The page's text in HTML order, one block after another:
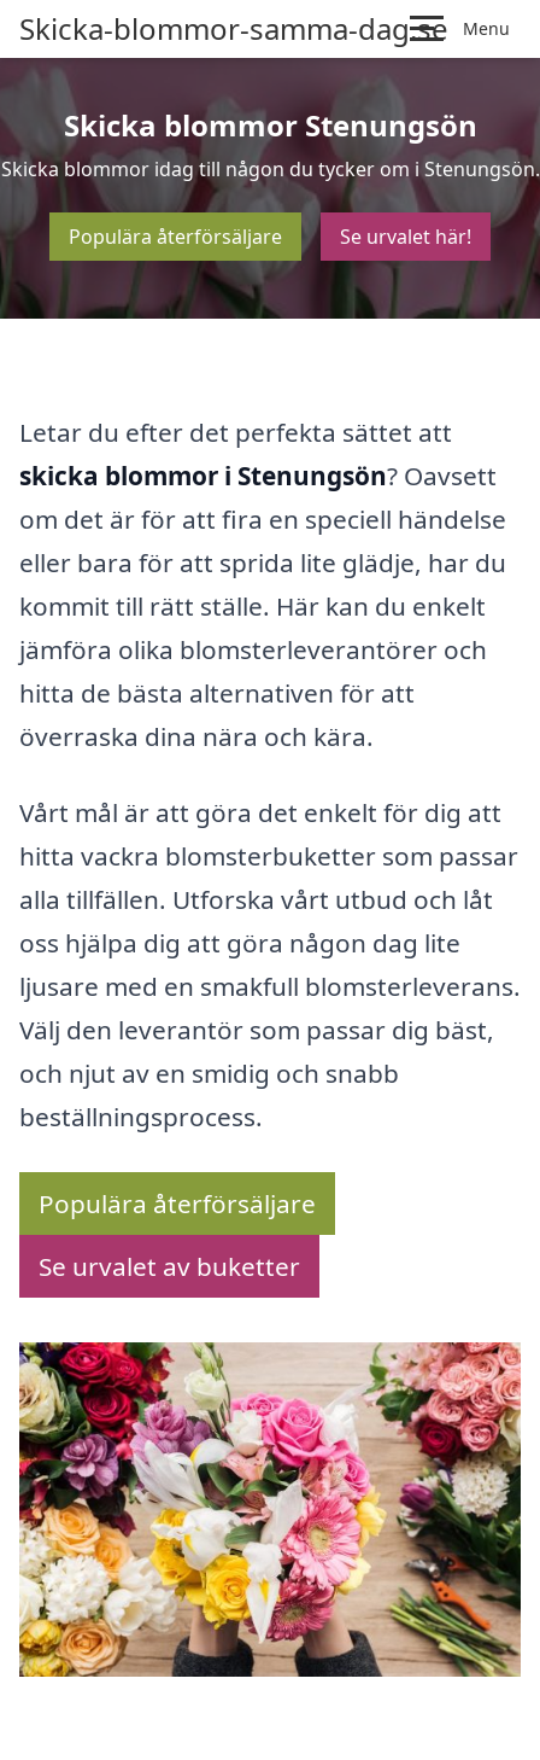
Skicka-blommor-samma-dag.se Menu
Skicka blommor Stenungsön
Skicka blommor idag till någon du tycker om i Stenungsön.
Populära återförsäljare Se urvalet här!
Letar du efter det perfekta sättet att
skicka blommor i Stenungsön? Oavsett
om det är för att fira en speciell händelse
eller bara för att sprida lite glädje, har du
kommit till rätt ställe. Här kan du enkelt
jämföra olika blomsterleverantörer och
hitta de bästa alternativen för att
överraska dina nära och kära.
Vårt mål är att göra det enkelt för dig att
hitta vackra blomsterbuketter som passar
alla tillfällen. Utforska vårt utbud och låt
oss hjälpa dig att göra någon dag lite
ljusare med en smakfull blomsterleverans.
Välj den leverantör som passar dig bäst,
och njut av en smidig och snabb
beställningsprocess.
Populära återförsäljare
Se urvalet av buketter